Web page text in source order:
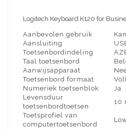
Logitech Keyboard K120 for
Aanbevolen gebruik
Aansluiting
Toetsenbordindeling
Taal toetsenbord
Aanwijsapparaat
Toetsenbord formaat
Numeriek toetsenblok
Ja
Levensduur
toetsenbordtoetsen
10
Toetsprofiel van
computertoetsenbord